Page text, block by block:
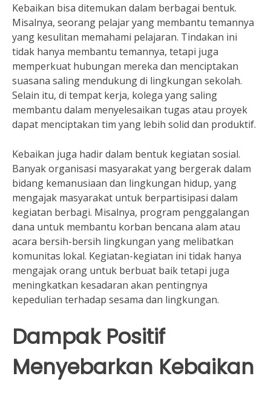
Kebaikan bisa ditemukan dalam berbagai bentuk.
Misalnya, seorang pelajar yang membantu temannya
yang kesulitan memahami pelajaran. Tindakan ini
tidak hanya membantu temannya, tetapi juga
memperkuat hubungan mereka dan menciptakan
suasana saling mendukung di lingkungan sekolah.
Selain itu, di tempat kerja, kolega yang saling
membantu dalam menyelesaikan tugas atau proyek
dapat menciptakan tim yang lebih solid dan produktif.
Kebaikan juga hadir dalam bentuk kegiatan sosial.
Banyak organisasi masyarakat yang bergerak dalam
bidang kemanusiaan dan lingkungan hidup, yang
mengajak masyarakat untuk berpartisipasi dalam
kegiatan berbagi. Misalnya, program penggalangan
dana untuk membantu korban bencana alam atau
acara bersih-bersih lingkungan yang melibatkan
komunitas lokal. Kegiatan-kegiatan ini tidak hanya
mengajak orang untuk berbuat baik tetapi juga
meningkatkan kesadaran akan pentingnya
kepedulian terhadap sesama dan lingkungan.
Dampak Positif
Menyebarkan Kebaikan